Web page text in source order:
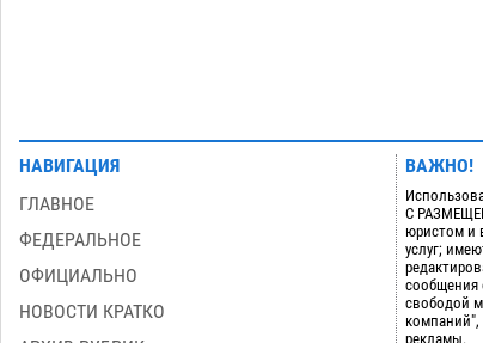
НАВИГАЦИЯ
ГЛАВНОЕ
ФЕДЕРАЛЬНОЕ
ОФИЦИАЛЬНО
НОВОСТИ КРАТКО
ВАЖНО!
С
юристом и
услуг;
сообщения
свободой
компаний",
рекламы.